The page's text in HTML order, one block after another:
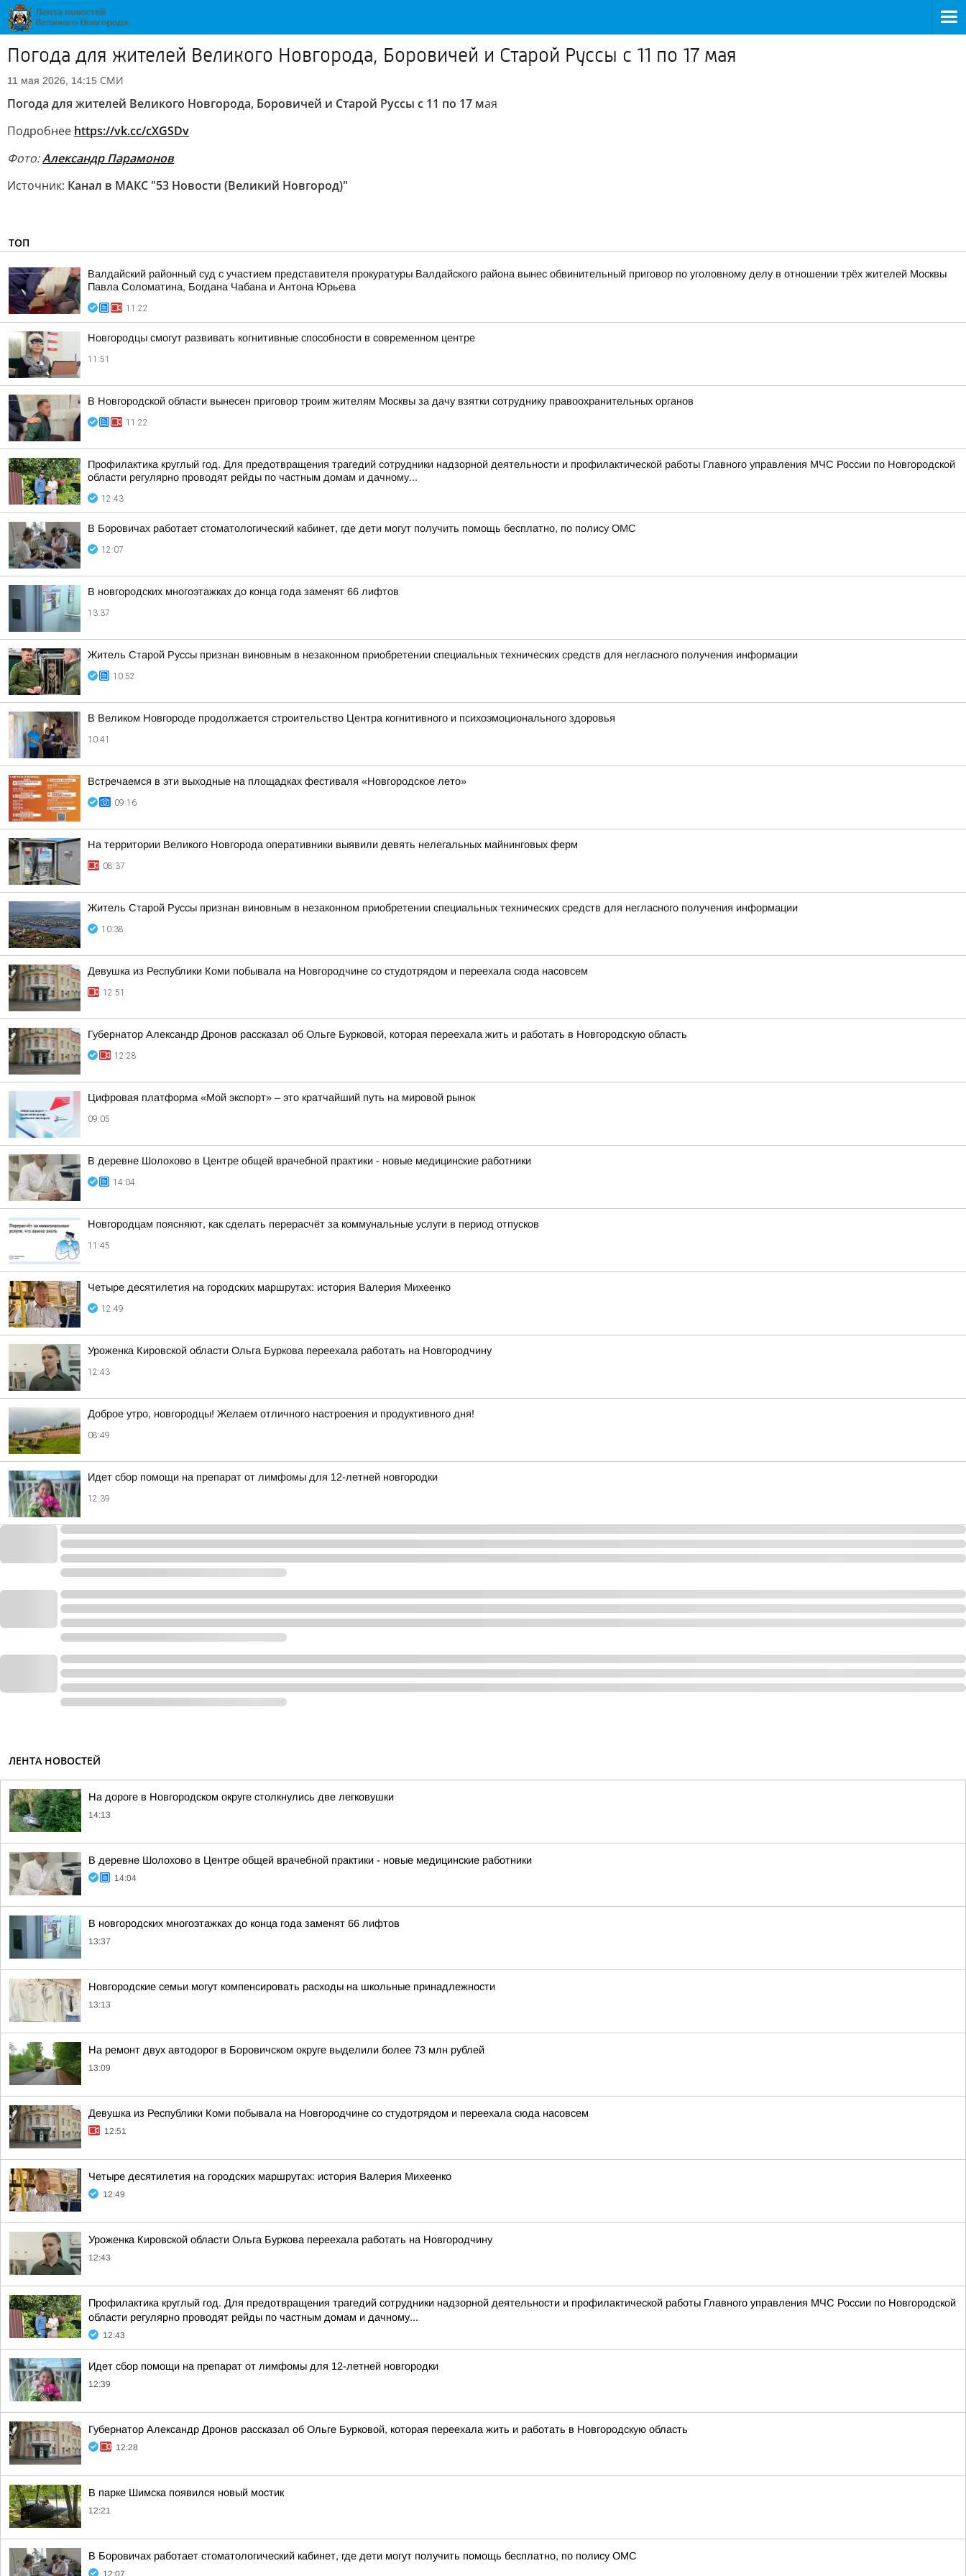
Погода для жителей Великого Новгорода, Боровичей и Старой Руссы с 11 по 17 мая
11 мая 2026, 14:15 СМИ
Погода для жителей Великого Новгорода, Боровичей и Старой Руссы с 11 по 17 мая
Подробнее https://vk.cc/cXGSDv
Фото:Александр Парамонов
Источник: Канал в МАКС "53 Новости (Великий Новгород)"
ТОП
Валдайский районный суд с участием представителя прокуратуры Валдайского района вынес обвинительный приговор по уголовному делу в отношении трёх жителей Москвы
Павла Соломатина, Богдана Чабана и Антона Юрьева
11:22
Новгородцы смогут развивать когнитивные способности в современном центре
11:51
В Новгородской области вынесен приговор троим жителям Москвы за дачу взятки сотруднику правоохранительных органов
11:22
Профилактика круглый год. Для предотвращения трагедий сотрудники надзорной деятельности и профилактической работы Главного управления МЧС России по Новгородской
области регулярно проводят рейды по частным домам и дачному...
12:43
В Боровичах работает стоматологический кабинет, где дети могут получить помощь бесплатно, по полису ОМС
12:07
В новгородских многоэтажках до конца года заменят 66 лифтов
13:37
Житель Старой Руссы признан виновным в незаконном приобретении специальных технических средств для негласного получения информации
10:52
В Великом Новгороде продолжается строительство Центра когнитивного и психоэмоционального здоровья
10:41
Встречаемся в эти выходные на площадках фестиваля «Новгородское лето»
09:16
На территории Великого Новгорода оперативники выявили девять нелегальных майнинговых ферм
08:37
Житель Старой Руссы признан виновным в незаконном приобретении специальных технических средств для негласного получения информации
10:38
Девушка из Республики Коми побывала на Новгородчине со студотрядом и переехала сюда насовсем
12:51
Губернатор Александр Дронов рассказал об Ольге Бурковой, которая переехала жить и работать в Новгородскую область
12:28
Цифровая платформа «Мой экспорт» – это кратчайший путь на мировой рынок
09:05
В деревне Шолохово в Центре общей врачебной практики - новые медицинские работники
14:04
Новгородцам поясняют, как сделать перерасчёт за коммунальные услуги в период отпусков
11:45
Четыре десятилетия на городских маршрутах: история Валерия Михеенко
12:49
Уроженка Кировской области Ольга Буркова переехала работать на Новгородчину
12:43
Доброе утро, новгородцы! Желаем отличного настроения и продуктивного дня!
08:49
Идет сбор помощи на препарат от лимфомы для 12-летней новгородки
12:39
ЛЕНТА НОВОСТЕЙ
На дороге в Новгородском округе столкнулись две легковушки
14:13
В деревне Шолохово в Центре общей врачебной практики - новые медицинские работники
14:04
В новгородских многоэтажках до конца года заменят 66 лифтов
13:37
Новгородские семьи могут компенсировать расходы на школьные принадлежности
13:13
На ремонт двух автодорог в Боровичском округе выделили более 73 млн рублей
13:09
Девушка из Республики Коми побывала на Новгородчине со студотрядом и переехала сюда насовсем
12:51
Четыре десятилетия на городских маршрутах: история Валерия Михеенко
12:49
Уроженка Кировской области Ольга Буркова переехала работать на Новгородчину
12:43
Профилактика круглый год. Для предотвращения трагедий сотрудники надзорной деятельности и профилактической работы Главного управления МЧС России по Новгородской
области регулярно проводят рейды по частным домам и дачному...
12:43
Идет сбор помощи на препарат от лимфомы для 12-летней новгородки
12:39
Губернатор Александр Дронов рассказал об Ольге Бурковой, которая переехала жить и работать в Новгородскую область
12:28
В парке Шимска появился новый мостик
12:21
В Боровичах работает стоматологический кабинет, где дети могут получить помощь бесплатно, по полису ОМС
12:07